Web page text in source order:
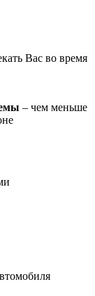
Вас во время
– чем меньше